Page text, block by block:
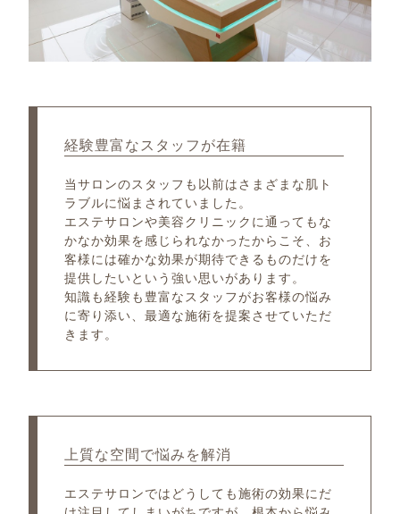
経験豊富なスタッフが在籍
当サロンのスタッフも以前はさまざまな肌ト
ラブルに悩まされていました。
エステサロンや美容クリニックに通ってもな
かなか効果を感じられなかったからこそ、お
客様には確かな効果が期待できるものだけを
提供したいという強い思いがあります。
知識も経験も豊富なスタッフがお客様の悩み
に寄り添い、最適な施術を提案させていただ
きます。
上質な空間で悩みを解消
エステサロンではどうしても施術の効果にだ